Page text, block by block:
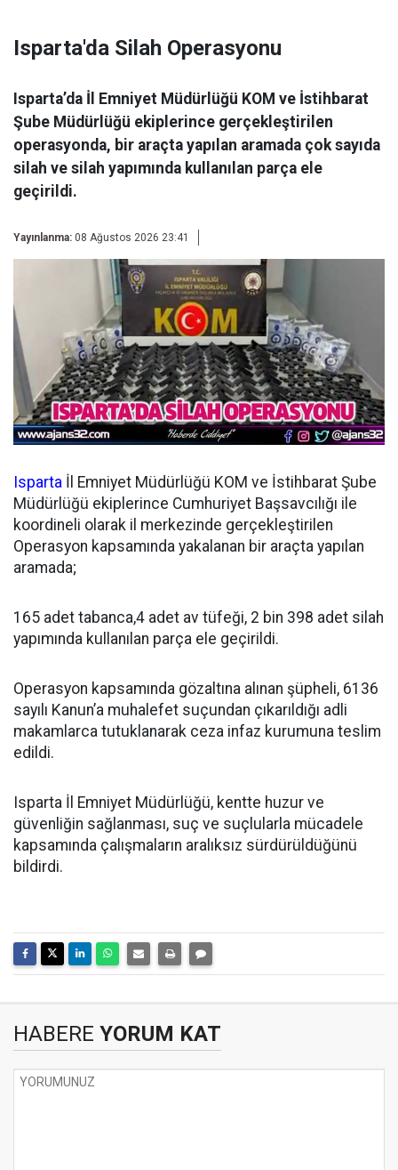
Isparta'da Silah Operasyonu
Isparta’da İl Emniyet Müdürlüğü KOM ve İstihbarat
Şube Müdürlüğü ekiplerince gerçekleştirilen
operasyonda, bir araçta yapılan aramada çok sayıda
silah ve silah yapımında kullanılan parça ele
geçirildi.
Yayınlanma: 08 Ağustos 2026 23:41
Isparta İl Emniyet Müdürlüğü KOM ve İstihbarat Şube
Müdürlüğü ekiplerince Cumhuriyet Başsavcılığı ile
koordineli olarak il merkezinde gerçekleştirilen
Operasyon kapsamında yakalanan bir araçta yapılan
aramada;
165 adet tabanca,4 adet av tüfeği, 2 bin 398 adet silah
yapımında kullanılan parça ele geçirildi.
Operasyon kapsamında gözaltına alınan şüpheli, 6136
sayılı Kanun’a muhalefet suçundan çıkarıldığı adli
makamlarca tutuklanarak ceza infaz kurumuna teslim
edildi.
Isparta İl Emniyet Müdürlüğü, kentte huzur ve
güvenliğin sağlanması, suç ve suçlularla mücadele
kapsamında çalışmaların aralıksız sürdürüldüğünü
bildirdi.
HABERE YORUM KAT